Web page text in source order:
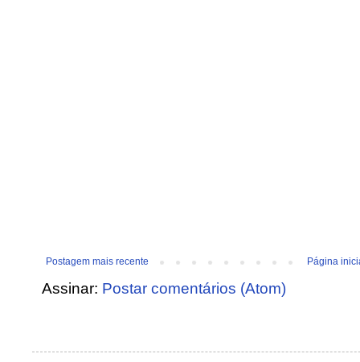
Postagem mais recente Página
Assinar: Postar comentários (Atom)